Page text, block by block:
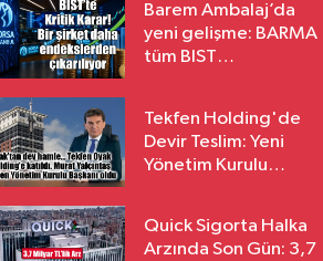
Barem Ambalaj’da
yeni gelişme: BARMA
tüm BIST
Tekfen Holding'de
Devir Teslim: Yeni
Yönetim Kurulu
Quick Sigorta Halka
Arzında Son Gün: 3,7